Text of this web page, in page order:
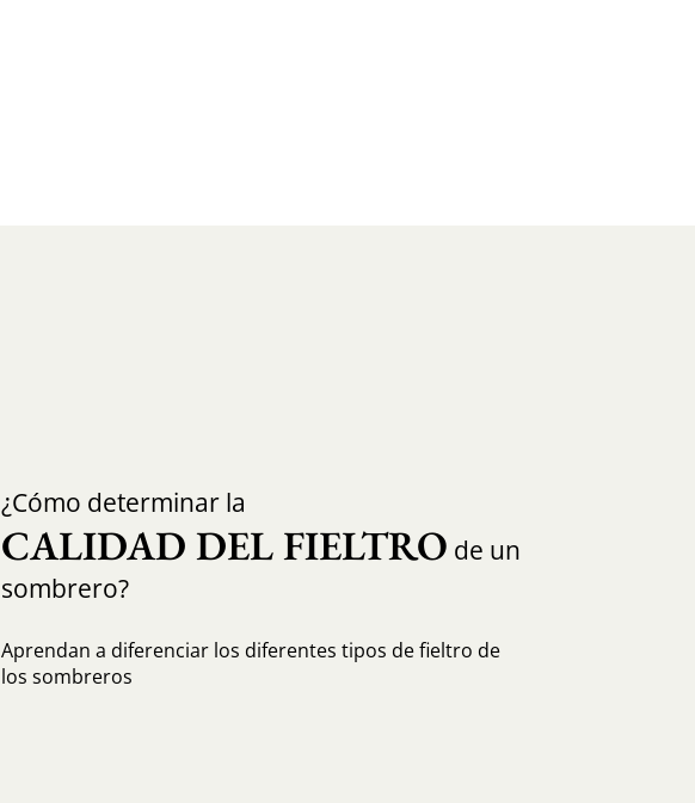
¿Cómo determinar la
CALIDAD DEL FIELTRO de un
sombrero?
Aprendan a diferenciar los diferentes tipos de fieltro de
los sombreros